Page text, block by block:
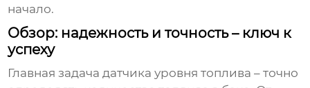
начало.
Обзор: надежность и точность – ключ к
успеху
Главная задачадатчика уровня топлива – точно